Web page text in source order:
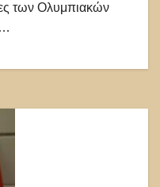
των Ολυμπιακών